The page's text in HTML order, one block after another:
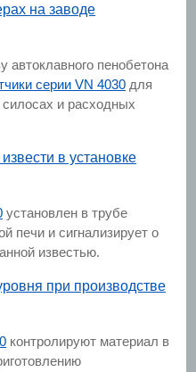
на заводе
автоклавного пенобетона
серии VN 4030 для
и расходных
в установке
установлен в трубе
печи и сигнализирует о
известью.
при производстве
контролируют материал в